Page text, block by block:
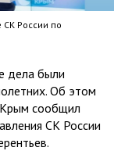
СК России по
дела были
Об этом
сообщил
СК России